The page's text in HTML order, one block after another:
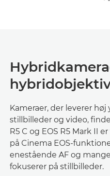
Kameraer, der leverer
stillbilleder og video,
R5 C og EOS R5 Mark II
på Cinema EOS-
enestående AF og
fokuserer på stillbilleder.